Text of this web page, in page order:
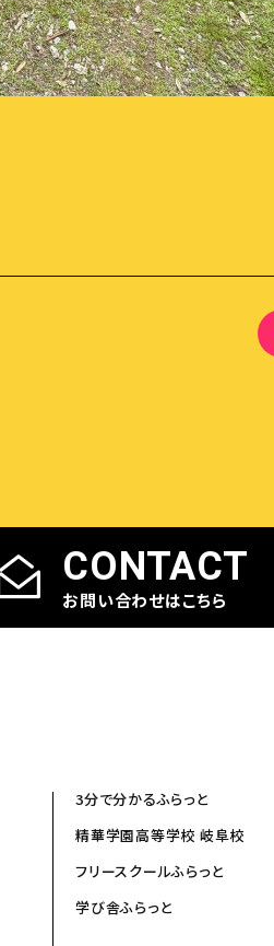
ふらっと横丁
視察受け入れ・研修、講演依頼
大人の語りBAR
CONTACT
お問い合わせはこちら
3分で分かるふらっと
精華学園高等学校 岐阜校
フリースクールふらっと
学び舎ふらっと